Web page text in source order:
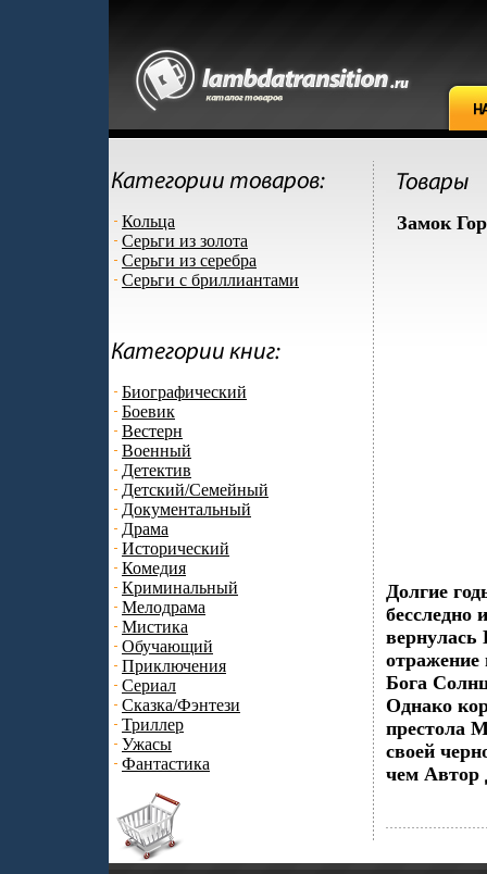
Кольца
Серьги из золота
Серьги из серебра
Серьги с бриллиантами
Биографический
Боевик
Вестерн
Военный
Детектив
Детский/Семейный
Документальный
Драма
Исторический
Комедия
Криминальный
Мелодрама
Мистика
Обучающий
Приключения
Сериал
Сказка/Фэнтези
Триллер
Ужасы
Фантастика
Замок
Долгие
бесследно
отражение
Бога
Однако
престола
своей
чем Автор